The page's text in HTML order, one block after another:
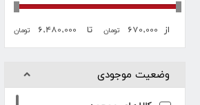
از ۶۷۰,۰۰۰ تومان تا ۶,۴۸۰,۰۰۰ تومان
وضعیت موجودی